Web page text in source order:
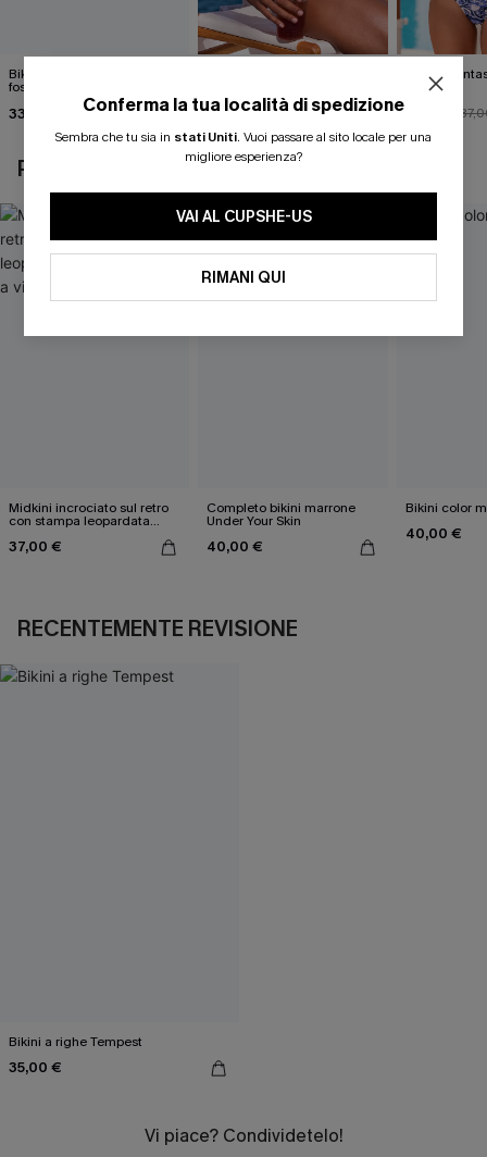
Bikini tropicale
fosforescente
33,00 € 37,00 €
27,00 €39,00 €
Bikini a
indaco
POTREBBE INTERESSARTI ANCHE
Midkini incrociato sul retro
con stampa leopardata
37,00 €
Completo bikini marrone
Under Your Skin
40,00 €
Bikini color
40,00 €
RECENTEMENTE REVISIONE
Bikini a righe Tempest
35,00 €
Vi piace? Condividetelo!
Conferma la tua località di spedizione
Sembra che tu sia in stati Uniti. Vuoi passare al sito locale per una
migliore esperienza?
VAI AL CUPSHE-US
RIMANI QUI